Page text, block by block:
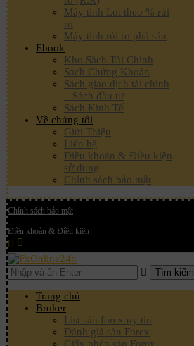
Máy tính Lot theo % rủi
ro
Máy tính rủi ro phá sản
Ebook
Kho Sách Tài Chính
Sách Chứng Khoán
Sách giao dịch tài chính
– Sách đầu tư
Sách Kinh Tế
Về chúng tôi
Giới Thiệu
Liên hệ
Điều khoản & Điều kiện
sử dụng
Chính sách bảo mật
Chính sách bảo mật
Điều khoản & Điều kiện
Tìm kiếm
Trang chủ
Broker
List sàn forex uy tín
Đánh giá sàn Forex